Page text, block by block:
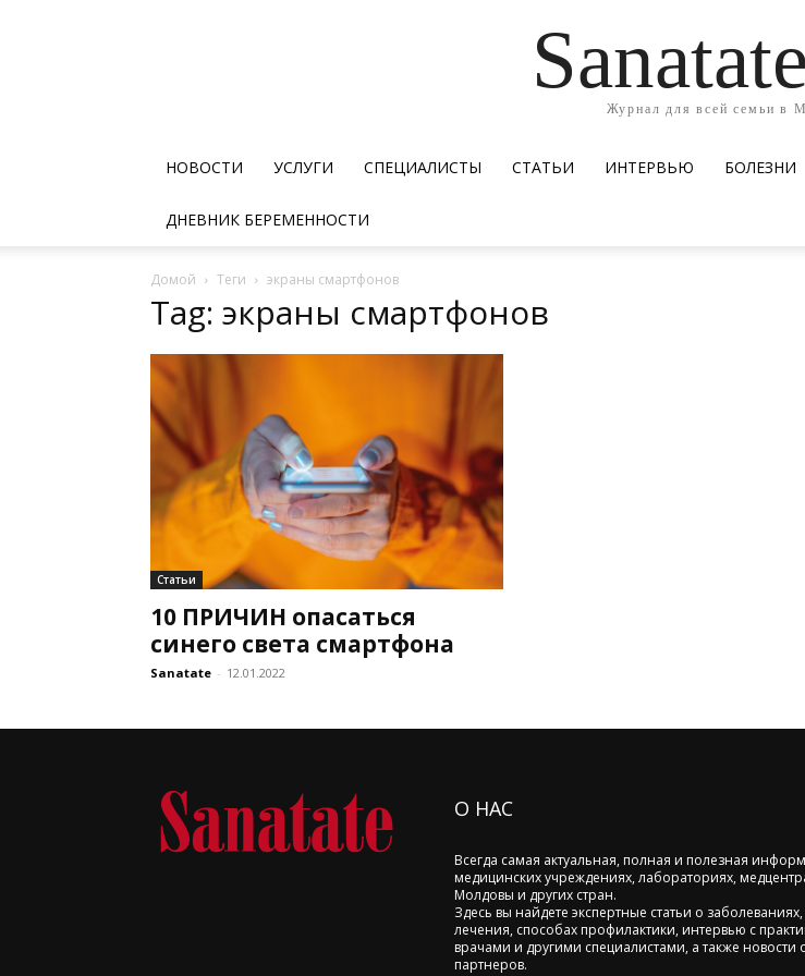
Журнал для всей семьи в
НОВОСТИ УСЛУГИ СПЕЦИАЛИСТЫ СТАТЬИ ИНТЕРВЬЮ БОЛЕЗНИ
ДНЕВНИК БЕРЕМЕННОСТИ
Домой Теги экраны смартфонов
Tag: экраны смартфонов
Статьи
10 ПРИЧИН опасаться
синего света смартфона
Sanatate - 12.01.2022
О НАС
Всегда самая актуальная, полная и полезная
медицинских учреждениях, лабораториях,
Молдовы и других стран.
Здесь вы найдете экспертные статьи о
лечения, способах профилактики, интервью с
врачами и другими специалистами, а также новости
партнеров.